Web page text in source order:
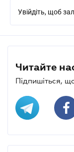
Увійдіть, щоб
Читайте
Підпишіться,